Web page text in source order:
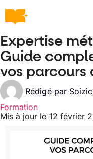
Expertise
Guide
vos parcours
Rédigé par Soizic
Formation
Mis à jour le 12 février